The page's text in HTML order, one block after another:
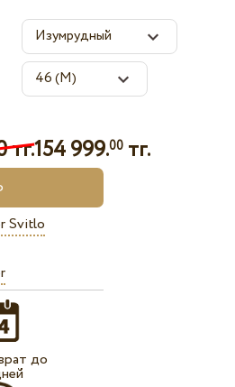
тг.154 999.00 тг.
Svitlo
до